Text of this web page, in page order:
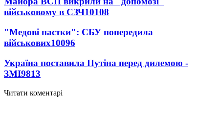
військовому в СЗЧ10108
"Медові пастки": СБУ попередила
військових10096
Україна поставила Путіна перед дилемою -
ЗМІ9813
Читати коментарі